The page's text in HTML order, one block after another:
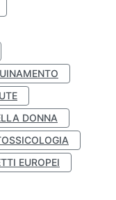
DONNA
EUROPEI